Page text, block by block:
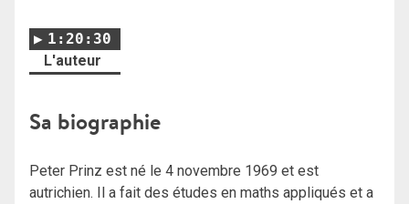
1:20:30
L'auteur
Sa biographie
Peter Prinz est né le 4 novembre 1969 et est
autrichien. Il a fait des études en maths appliqués et a